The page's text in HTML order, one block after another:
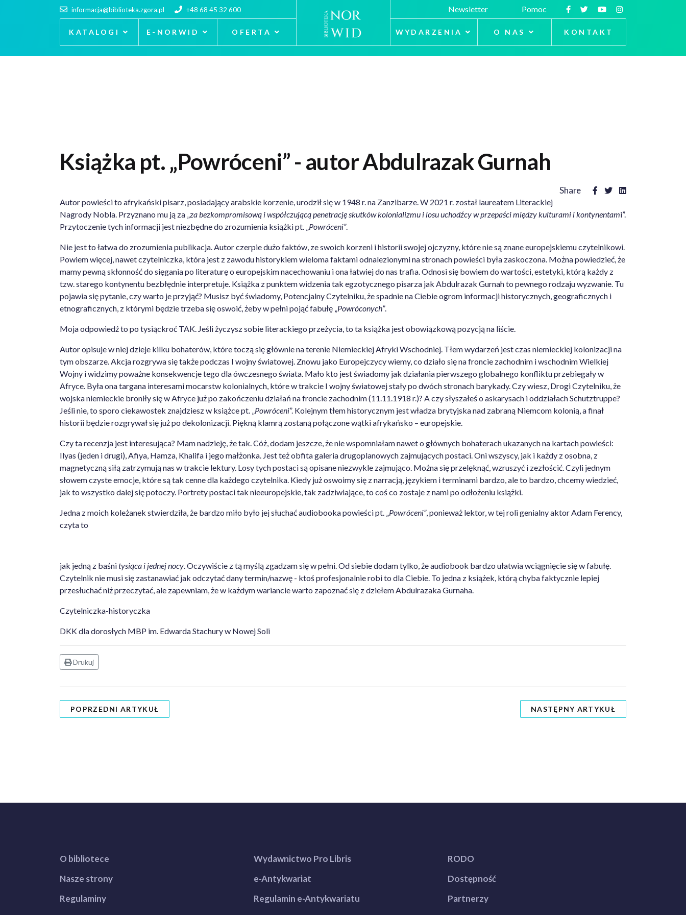
informacja@biblioteka.zgora.pl +48 68 45 32 600
KATALOGI E-NORWID OFERTA
Newsletter Pomoc
WYDARZENIA O NAS KONTAKT
Książka pt. „Powróceni” - autor Abdulrazak Gurnah
Share
Autor powieści to afrykański pisarz, posiadający arabskie korzenie, urodził się w 1948 r. na Zanzibarze. W 2021 r. został laureatem Literackiej
Nagrody Nobla. Przyznano mu ją za „za bezkompromisową i współczującą penetrację skutków kolonializmu i losu uchodźcy w przepaści między kulturami i kontynentami”.
Przytoczenie tych informacji jest niezbędne do zrozumienia książki pt. „Powróceni”.
Nie jest to łatwa do zrozumienia publikacja. Autor czerpie dużo faktów, ze swoich korzeni i historii swojej ojczyzny, które nie są znane europejskiemu czytelnikowi.
Powiem więcej, nawet czytelniczka, która jest z zawodu historykiem wieloma faktami odnalezionymi na stronach powieści była zaskoczona. Można powiedzieć, że
mamy pewną skłonność do sięgania po literaturę o europejskim nacechowaniu i ona łatwiej do nas trafia. Odnosi się bowiem do wartości, estetyki, którą każdy z
tzw. starego kontynentu bezbłędnie interpretuje. Książka z punktem widzenia tak egzotycznego pisarza jak Abdulrazak Gurnah to pewnego rodzaju wyzwanie. Tu
pojawia się pytanie, czy warto je przyjąć? Musisz być świadomy, Potencjalny Czytelniku, że spadnie na Ciebie ogrom informacji historycznych, geograficznych i
etnograficznych, z którymi będzie trzeba się oswoić, żeby w pełni pojąć fabułę „Powróconych”.
Moja odpowiedź to po tysiąckroć TAK. Jeśli życzysz sobie literackiego przeżycia, to ta książka jest obowiązkową pozycją na liście.
Autor opisuje w niej dzieje kilku bohaterów, które toczą się głównie na terenie Niemieckiej Afryki Wschodniej. Tłem wydarzeń jest czas niemieckiej kolonizacji na
tym obszarze. Akcja rozgrywa się także podczas I wojny światowej. Znowu jako Europejczycy wiemy, co działo się na froncie zachodnim i wschodnim Wielkiej
Wojny i widzimy poważne konsekwencje tego dla ówczesnego świata. Mało kto jest świadomy jak działania pierwszego globalnego konfliktu przebiegały w
Afryce. Była ona targana interesami mocarstw kolonialnych, które w trakcie I wojny światowej stały po dwóch stronach barykady. Czy wiesz, Drogi Czytelniku, że
wojska niemieckie broniły się w Afryce już po zakończeniu działań na froncie zachodnim (11.11.1918 r.)? A czy słyszałeś o askarysach i oddziałach Schutztruppe?
Jeśli nie, to sporo ciekawostek znajdziesz w książce pt. „Powróceni”. Kolejnym tłem historycznym jest władza brytyjska nad zabraną Niemcom kolonią, a finał
historii będzie rozgrywał się już po dekolonizacji. Piękną klamrą zostaną połączone wątki afrykańsko – europejskie.
Czy ta recenzja jest interesująca? Mam nadzieję, że tak. Cóż, dodam jeszcze, że nie wspomniałam nawet o głównych bohaterach ukazanych na kartach powieści:
Ilyas (jeden i drugi), Afiya, Hamza, Khalifa i jego małżonka. Jest też obfita galeria drugoplanowych zajmujących postaci. Oni wszyscy, jak i każdy z osobna, z
magnetyczną siłą zatrzymują nas w trakcie lektury. Losy tych postaci są opisane niezwykle zajmująco. Można się przelęknąć, wzruszyć i zezłościć. Czyli jednym
słowem czyste emocje, które są tak cenne dla każdego czytelnika. Kiedy już oswoimy się z narracją, językiem i terminami bardzo, ale to bardzo, chcemy wiedzieć,
jak to wszystko dalej się potoczy. Portrety postaci tak nieeuropejskie, tak zadziwiające, to coś co zostaje z nami po odłożeniu książki.
Jedna z moich koleżanek stwierdziła, że bardzo miło było jej słuchać audiobooka powieści pt. „Powróceni”, ponieważ lektor, w tej roli genialny aktor Adam Ferency,
czyta to
jak jedną z baśnitysiąca i jednej nocy. Oczywiście z tą myślą zgadzam się w pełni. Od siebie dodam tylko, że audiobook bardzo ułatwia wciągnięcie się w fabułę.
Czytelnik nie musi się zastanawiać jak odczytać dany termin/nazwę - ktoś profesjonalnie robi to dla Ciebie. To jedna z książek, którą chyba faktycznie lepiej
przesłuchać niż przeczytać, ale zapewniam, że w każdym wariancie warto zapoznać się z dziełem Abdulrazaka Gurnaha.
Czytelniczka-historyczka
DKK dla dorosłych MBP im. Edwarda Stachury w Nowej Soli
Drukuj
POPRZEDNI ARTYKUŁ NASTĘPNY ARTYKUŁ
O bibliotece
Nasze strony
Regulaminy
Wydawnictwo Pro Libris
e-Antykwariat
Regulamin e-Antykwariatu
RODO
Dostępność
Partnerzy